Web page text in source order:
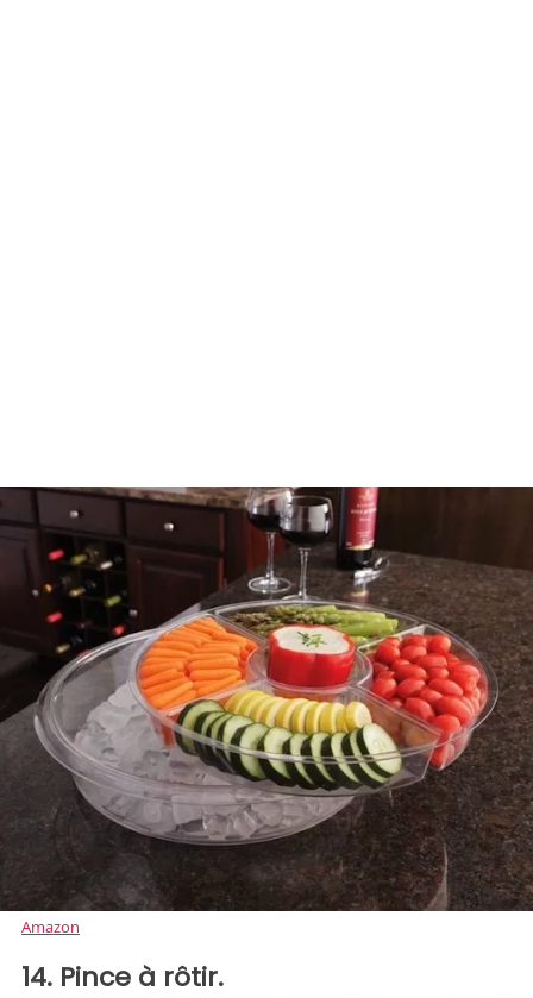
Amazon
14. Pince à rôtir.